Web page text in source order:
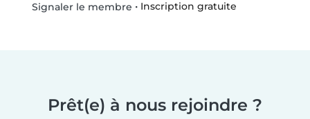
Signaler le membre • Inscription gratuite
Prêt(e) à nous rejoindre ?